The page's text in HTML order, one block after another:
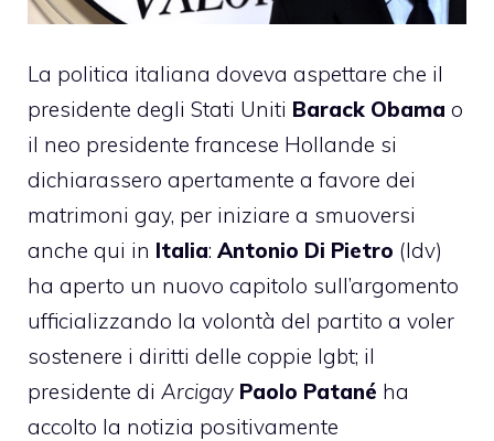
La politica italiana doveva aspettare che il
presidente degli Stati Uniti Barack Obama o
il neo presidente francese Hollande si
dichiarassero apertamente a favore dei
matrimoni gay, per iniziare a smuoversi
anche qui in Italia: Antonio Di Pietro (Idv)
ha aperto un nuovo capitolo sull’argomento
ufficializzando la volontà del partito a voler
sostenere i diritti delle coppie lgbt; il
presidente di Arcigay Paolo Patané ha
accolto la notizia positivamente